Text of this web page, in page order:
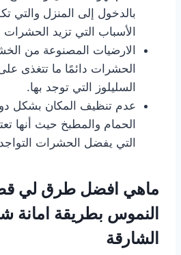
بالدخول إلى المنزل والتي
الأسباب التي تزيد
الارضيات المصنوعة من
الحشرات دائمًا ما تتغذى
السليلوز التي توجد بها.
عدم تنظيف المكان بشكل
الحمام والمطبخ حيث أنها
التي يفضل الحشرات
ماهي افضل طرق لي
النموس بطريقة امانة
الشارقة